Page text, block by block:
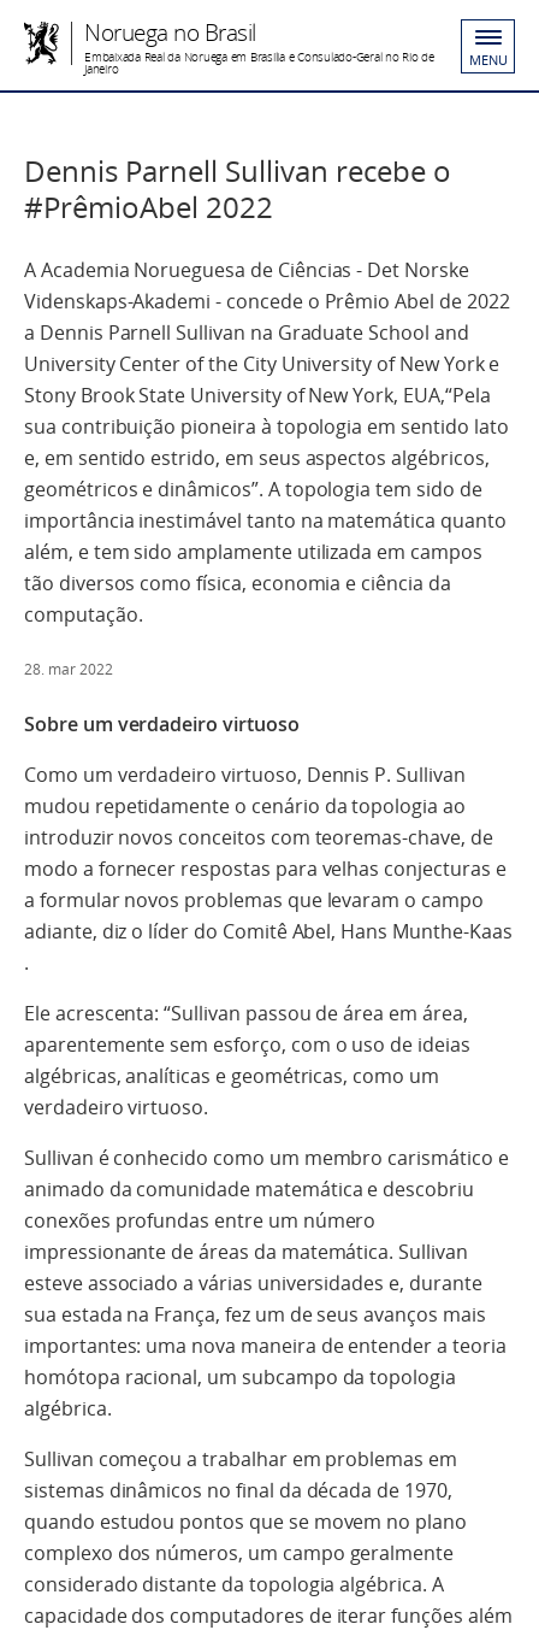
Noruega no Brasil
Embaixada Real da Noruega em Brasília e Consulado-Geral no Rio de
Janeiro MENU
Dennis Parnell Sullivan recebe o
#PrêmioAbel 2022
A Academia Norueguesa de Ciências - Det Norske
Videnskaps-Akademi - concede o Prêmio Abel de 2022
a Dennis Parnell Sullivan na Graduate School and
University Center of the City University of New York e
Stony Brook State University of New York, EUA,“Pela
sua contribuição pioneira à topologia em sentido lato
e, em sentido estrido, em seus aspectos algébricos,
geométricos e dinâmicos”. A topologia tem sido de
importância inestimável tanto na matemática quanto
além, e tem sido amplamente utilizada em campos
tão diversos como física, economia e ciência da
computação.
28. mar 2022
Sobre um verdadeiro virtuoso
Como um verdadeiro virtuoso, Dennis P. Sullivan
mudou repetidamente o cenário da topologia ao
introduzir novos conceitos com teoremas-chave, de
modo a fornecer respostas para velhas conjecturas e
a formular novos problemas que levaram o campo
adiante, diz o líder do Comitê Abel, Hans Munthe-Kaas
.
Ele acrescenta: “Sullivan passou de área em área,
aparentemente sem esforço, com o uso de ideias
algébricas, analíticas e geométricas, como um
verdadeiro virtuoso.
Sullivan é conhecido como um membro carismático e
animado da comunidade matemática e descobriu
conexões profundas entre um número
impressionante de áreas da matemática. Sullivan
esteve associado a várias universidades e, durante
sua estada na França, fez um de seus avanços mais
importantes: uma nova maneira de entender a teoria
homótopa racional, um subcampo da topologia
algébrica.
Sullivan começou a trabalhar em problemas em
sistemas dinâmicos no final da década de 1970,
quando estudou pontos que se movem no plano
complexo dos números, um campo geralmente
considerado distante da topologia algébrica. A
capacidade dos computadores de iterar funções além